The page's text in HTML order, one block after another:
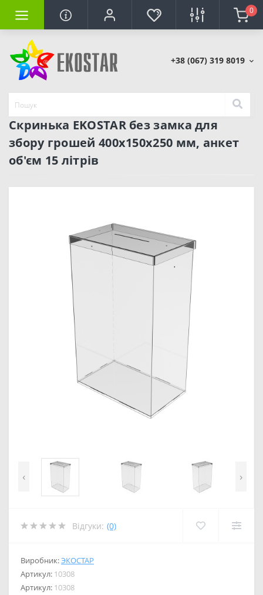
0
+38 (067) 319 8019
Скринька EKOSTAR без замка для
збору грошей 400x150x250 мм, анкет
об'єм 15 літрів
‹ ›
Відгуки: (0)
Виробник:ЭКОСТАР
Артикул: 10308
Артикул: 10308